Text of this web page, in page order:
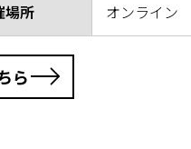
場所 オンライン
ら